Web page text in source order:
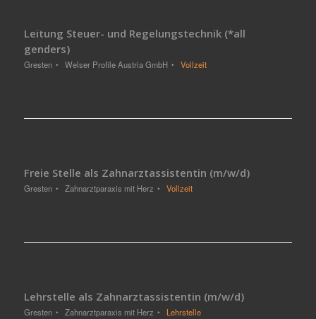
Leitung Steuer- und Regelungstechnik (*all
genders)
Gresten Welser Profile Austria GmbH Vollzeit
Freie Stelle als Zahnarztassistentin (m/w/d)
Gresten Zahnarztparaxis mit Herz Vollzeit
Lehrstelle als Zahnarztassistentin (m/w/d)
Gresten Zahnarztparaxis mit Herz Lehrstelle